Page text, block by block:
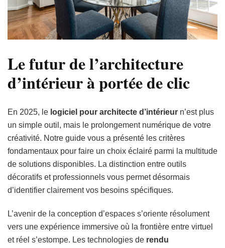
Le futur de l’architecture
d’intérieur à portée de clic
En 2025, le logiciel pour architecte d’intérieur n’est plus
un simple outil, mais le prolongement numérique de votre
créativité. Notre guide vous a présenté les critères
fondamentaux pour faire un choix éclairé parmi la multitude
de solutions disponibles. La distinction entre outils
décoratifs et professionnels vous permet désormais
d’identifier clairement vos besoins spécifiques.
L’avenir de la conception d’espaces s’oriente résolument
vers une expérience immersive où la frontière entre virtuel
et réel s’estompe. Les technologies de rendu